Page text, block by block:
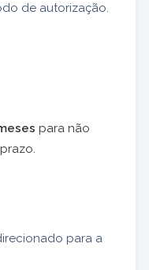
de autorização.
para não
para a